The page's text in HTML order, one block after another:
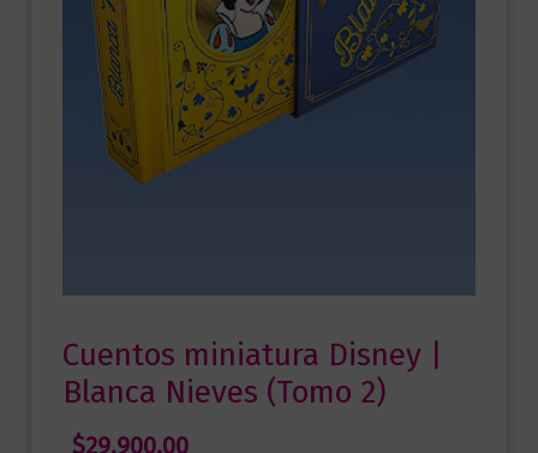
Cuentos miniatura Disney |
Blanca Nieves (Tomo 2)
$29.900,00